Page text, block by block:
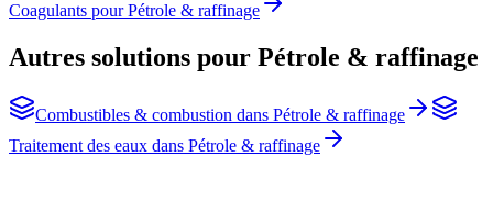
Coagulants pour Pétrole & raffinage
Autres solutions pour Pétrole & raffinage
Combustibles & combustion dans Pétrole & raffinage
Traitement des eaux dans Pétrole & raffinage